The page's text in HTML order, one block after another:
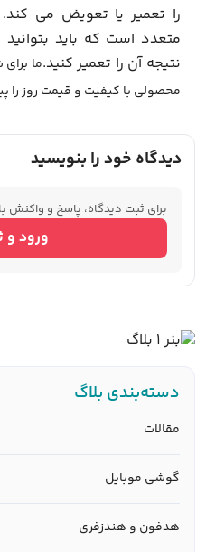
دسته‌بندی بلاگ
مقالات
گوشی موبایل
هدفون و هندزفری
را تعمیر یا تعویض می
متعدد است که باید
نتیجه آن را تعمیر کنید.ما
محصولی با کیفیت و قیمت روز را
دیدگاه خود را بنویسید
برای ثبت دیدگاه، پاسخ و واکنش
ورود و